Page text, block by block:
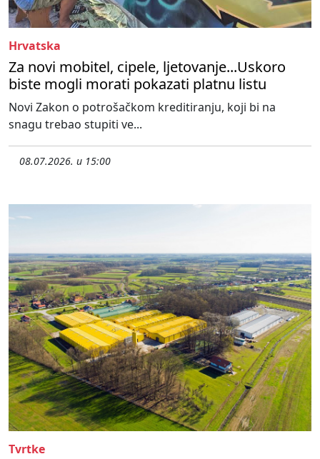
Hrvatska
Za novi mobitel, cipele, ljetovanje...Uskoro
biste mogli morati pokazati platnu listu
Novi Zakon o potrošačkom kreditiranju, koji bi na
snagu trebao stupiti ve...
08.07.2026. u 15:00
Tvrtke